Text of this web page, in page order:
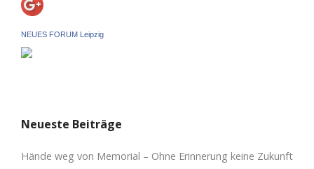
NEUES FORUM Leipzig
Neueste Beiträge
Hände weg von Memorial – Ohne Erinnerung keine Zukunft